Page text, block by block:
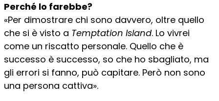
Perché lo farebbe?
«Per dimostrare chi sono davvero, oltre quello
che si è visto a Temptation Island. Lo vivrei
come un riscatto personale. Quello che è
successo è successo, so che ho sbagliato, ma
gli errori si fanno, può capitare. Però non sono
una persona cattiva».